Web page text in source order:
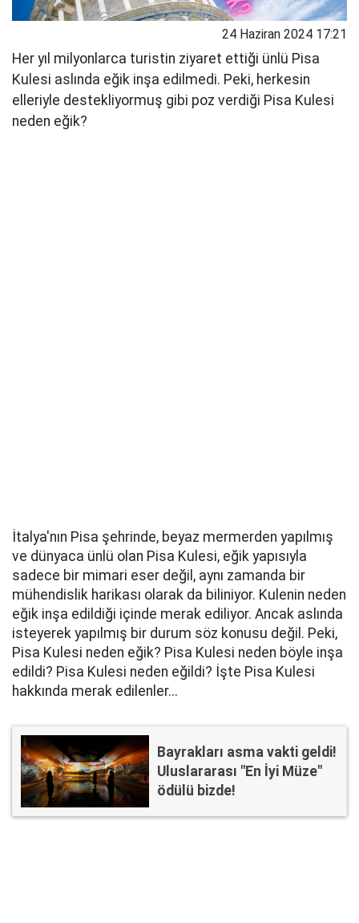
24 Haziran 2024 17:21
Her yıl milyonlarca turistin ziyaret ettiği ünlü Pisa
Kulesi aslında eğik inşa edilmedi. Peki, herkesin
elleriyle destekliyormuş gibi poz verdiği Pisa Kulesi
neden eğik?
İtalya'nın Pisa şehrinde, beyaz mermerden yapılmış
ve dünyaca ünlü olan Pisa Kulesi, eğik yapısıyla
sadece bir mimari eser değil, aynı zamanda bir
mühendislik harikası olarak da biliniyor. Kulenin neden
eğik inşa edildiği içinde merak ediliyor. Ancak aslında
isteyerek yapılmış bir durum söz konusu değil. Peki,
Pisa Kulesi neden eğik? Pisa Kulesi neden böyle inşa
edildi? Pisa Kulesi neden eğildi? İşte Pisa Kulesi
hakkında merak edilenler...
Bayrakları asma vakti geldi!
Uluslararası "En İyi Müze"
ödülü bizde!